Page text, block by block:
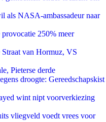
als NASA-ambassadeur naar
250% meer
Straat van Hormuz, VS
Pieterse derde
droogte: Gereedschapskist
wint nipt voorverkiezing
vliegveld voedt vrees voor